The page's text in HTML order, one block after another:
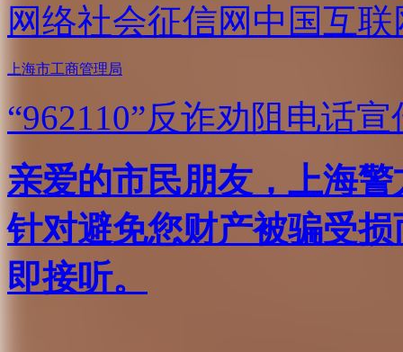
网络社会征信网 中国互
上海市工商管理局
“962110”反诈劝阻电话宣
亲爱的市民朋友，上海
针对避免您财产被骗受
即接听。